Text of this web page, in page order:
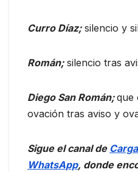
Curro Díaz;silencio y
Román;silencio tras
Diego San Román;que
ovación tras aviso y
Sigue el canal de
WhatsApp, donde